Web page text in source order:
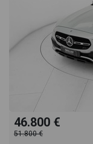
46.800 €
51.800 €